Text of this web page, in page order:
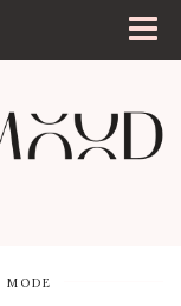
MODE